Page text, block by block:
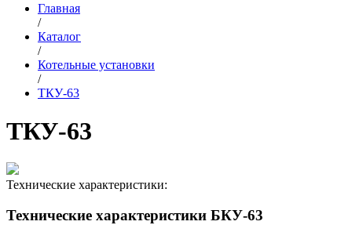
Главная
/
Каталог
/
Котельные установки
/
ТКУ-63
ТКУ-63
Технические характеристики:
Технические характеристики БКУ-63